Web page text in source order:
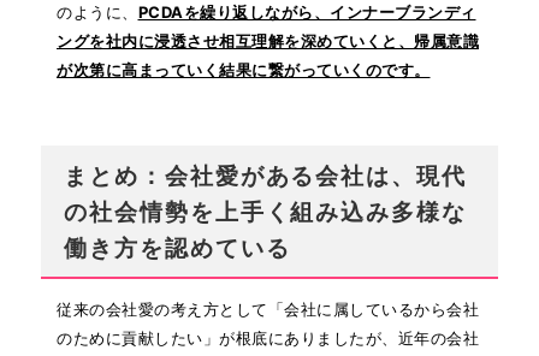
のように、 PCDAを繰り返しながら、インナーブランディ
ングを社内に浸透させ相互理解を深めていくと、帰属意識
が次第に高まっていく結果に繋がっていくのです。
まとめ：会社愛がある会社は、現代
の社会情勢を上手く組み込み多様な
働き方を認めている
従来の会社愛の考え方として「会社に属しているから会社
のために貢献したい」が根底にありましたが、近年の会社